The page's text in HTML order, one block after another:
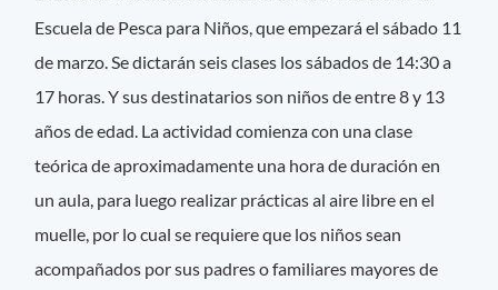
Escuela de Pesca para Niños, que empezará el sábado 11
de marzo. Se dictarán seis clases los sábados de 14:30 a
17 horas. Y sus destinatarios son niños de entre 8 y 13
años de edad. La actividad comienza con una clase
teórica de aproximadamente una hora de duración en
un aula, para luego realizar prácticas al aire libre en el
muelle, por lo cual se requiere que los niños sean
acompañados por sus padres o familiares mayores de